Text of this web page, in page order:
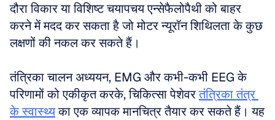
दौरा विकार या विशिष्ट चयापचय एन्सेफैलोपैथी को बाहर
करने में मदद कर सकता है जो मोटर न्यूरॉन शिथिलता के कुछ
लक्षणों की नकल कर सकते हैं।
तंत्रिका चालन अध्ययन, EMG और कभी-कभी EEG के
परिणामों को एकीकृत करके, चिकित्सा पेशेवर तंत्रिका तंत्र
के स्वास्थ्य का एक व्यापक मानचित्र तैयार कर सकते हैं। यह